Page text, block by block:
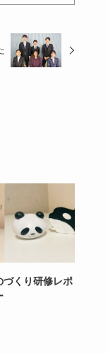
づくり研修レポ